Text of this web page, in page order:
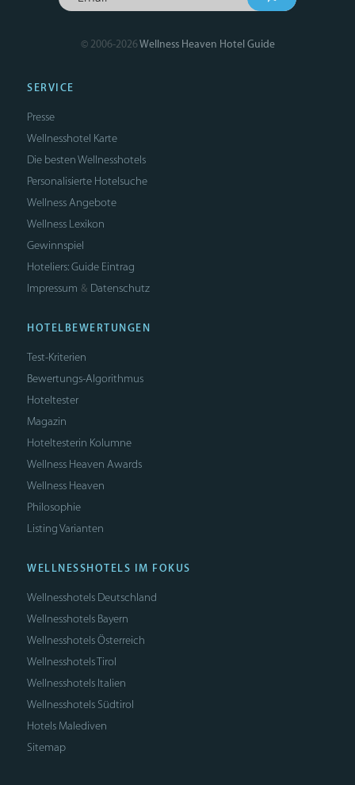
© 2006-2026Wellness Heaven Hotel Guide
SERVICE
Presse
Wellnesshotel Karte
Die besten Wellnesshotels
Personalisierte Hotelsuche
Wellness Angebote
Wellness Lexikon
Gewinnspiel
Hoteliers: Guide Eintrag
Impressum & Datenschutz
HOTELBEWERTUNGEN
Test-Kriterien
Bewertungs-Algorithmus
Hoteltester
Magazin
Hoteltesterin Kolumne
Wellness Heaven Awards
Wellness Heaven
Philosophie
Listing Varianten
WELLNESSHOTELS IM FOKUS
Wellnesshotels Deutschland
Wellnesshotels Bayern
Wellnesshotels Österreich
Wellnesshotels Tirol
Wellnesshotels Italien
Wellnesshotels Südtirol
Hotels Malediven
Sitemap